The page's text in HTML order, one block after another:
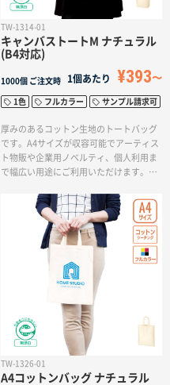
TW-1314-01
キャンバストートM ナチュラル
(B4対応)
1000個 ご注文時 1個あたり ¥393
1色 フルカラー サンプル請求可
厚みのあるコットン生地のトートバッグ
です。A4サイズが収容可能でアーティス
ト物販や企業用ノベルティ、個人利用ま
で幅広い用途にご利用いただけます。肩
もおすすめです。印刷方法も単色からフ
ルカラー印刷まで対応しており、お好み
のデザインでオリジナルトートバッグを
作成出来ます。
TW-1326-01
A4コットンバッグ ナチュラル